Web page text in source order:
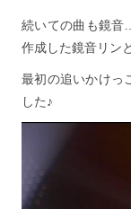
続いての曲も鏡
作成した鏡音リン
最初の追いかけっ
した♪